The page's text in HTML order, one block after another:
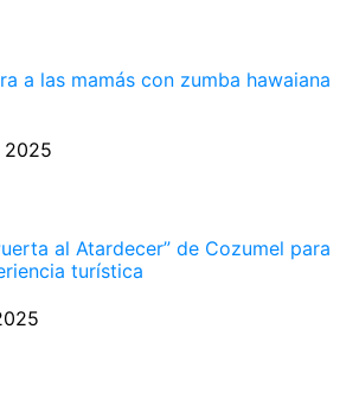
a las mamás con zumba hawaiana
2025
al Atardecer” de Cozumel para
turística